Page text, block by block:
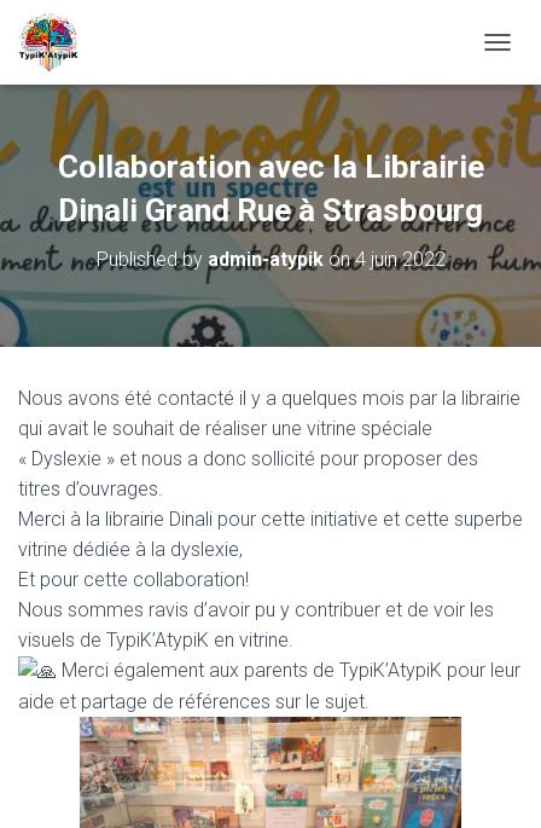
U
R
F
E
R
E
N
A
Collaboration avec la Librairie
Dinali Grand Rue à Strasbourg
Published by admin-atypikon4 juin 2022
Nous avons été contacté il y a quelques mois par la librairie
qui avait le souhait de réaliser une vitrine spéciale
« Dyslexie » et nous a donc sollicité pour proposer des
titres d’ouvrages.
Merci à la librairie Dinali pour cette initiative et cette superbe
vitrine dédiée à la dyslexie,
Et pour cette collaboration!
Nous sommes ravis d’avoir pu y contribuer et de voir les
visuels de TypiK’AtypiK en vitrine.
Merci également aux parents de TypiK’AtypiK pour leur
aide et partage de références sur le sujet.